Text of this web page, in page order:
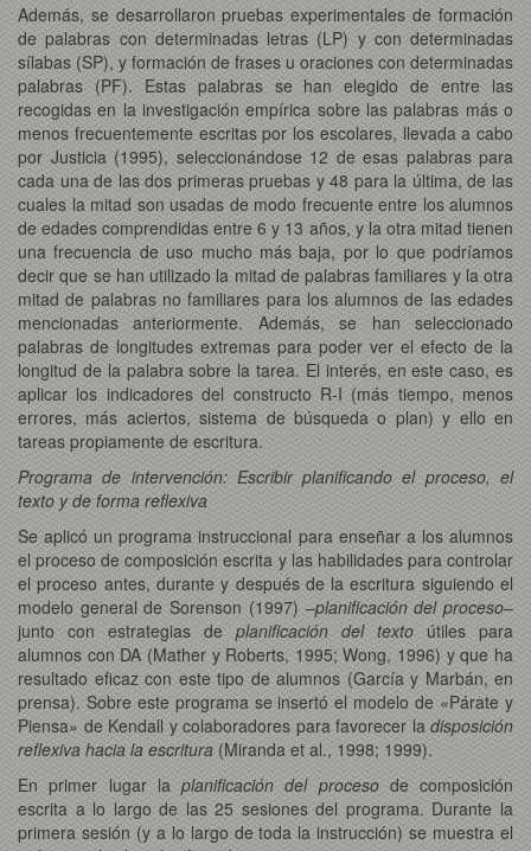
Además, se desarrollaron pruebas experimentales de formación
de palabras con determinadas letras (LP) y con determinadas
sílabas (SP), y formación de frases u oraciones con determinadas
palabras (PF). Estas palabras se han elegido de entre las
recogidas en la investigación empírica sobre las palabras más o
menos frecuentemente escritas por los escolares, llevada a cabo
por Justicia (1995), seleccionándose 12 de esas palabras para
cada una de las dos primeras pruebas y 48 para la última, de las
cuales la mitad son usadas de modo frecuente entre los alumnos
de edades comprendidas entre 6 y 13 años, y la otra mitad tienen
una frecuencia de uso mucho más baja, por lo que podríamos
decir que se han utilizado la mitad de palabras familiares y la otra
mitad de palabras no familiares para los alumnos de las edades
mencionadas anteriormente. Además, se han seleccionado
palabras de longitudes extremas para poder ver el efecto de la
longitud de la palabra sobre la tarea. El interés, en este caso, es
aplicar los indicadores del constructo R-I (más tiempo, menos
errores, más aciertos, sistema de búsqueda o plan) y ello en
tareas propiamente de escritura.
Programa de intervención: Escribir planificando el proceso, el
texto y de forma reflexiva
Se aplicó un programa instruccional para enseñar a los alumnos
el proceso de composición escrita y las habilidades para controlar
el proceso antes, durante y después de la escritura siguiendo el
modelo general de Sorenson (1997) –planificación del proceso–
junto con estrategias de planificación del texto útiles para
alumnos con DA (Mather y Roberts, 1995; Wong, 1996) y que ha
resultado eficaz con este tipo de alumnos (García y Marbán, en
prensa). Sobre este programa se insertó el modelo de «Párate y
Piensa» de Kendall y colaboradores para favorecer la disposición
reflexiva hacia la escritura (Miranda et al., 1998; 1999).
En primer lugar la planificación del procesode composición
escrita a lo largo de las 25 sesiones del programa. Durante la
primera sesión (y a lo largo de toda la instrucción) se muestra el